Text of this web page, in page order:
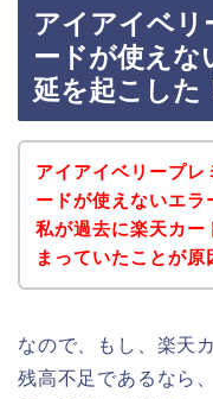
アイアイベリ
ードが使えな
延を起こした
アイアイベリープレ
ードが使えないエラ
私が過去に楽天カー
まっていたことが
なので、もし、楽天
残高不足であるなら